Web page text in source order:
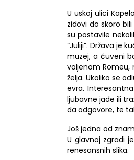
U uskoj ulici
zidovi do skoro
su postavile
“Juliji”. Država je
muzej, a čuveni
voljenom Romeu,
želja. Ukoliko se
evra.
ljubavne jade ili
da odgovore, te
Još jedna od
U glavnoj zgradi
renesansnih slika.